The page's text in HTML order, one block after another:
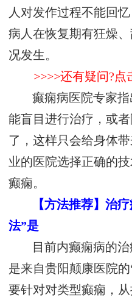
人对发作过程不能回
病人在恢复期有狂燥
况发生。
>>>>还有疑问?
癫痫病医院专家
能盲目进行治疗，或
了，这样只会给身体
业的医院选择正确的
癫痫。
【方法推荐】治
法”是
目前内癫痫病的
是来自贵阳颠康医院
要针对对类型癫痫，